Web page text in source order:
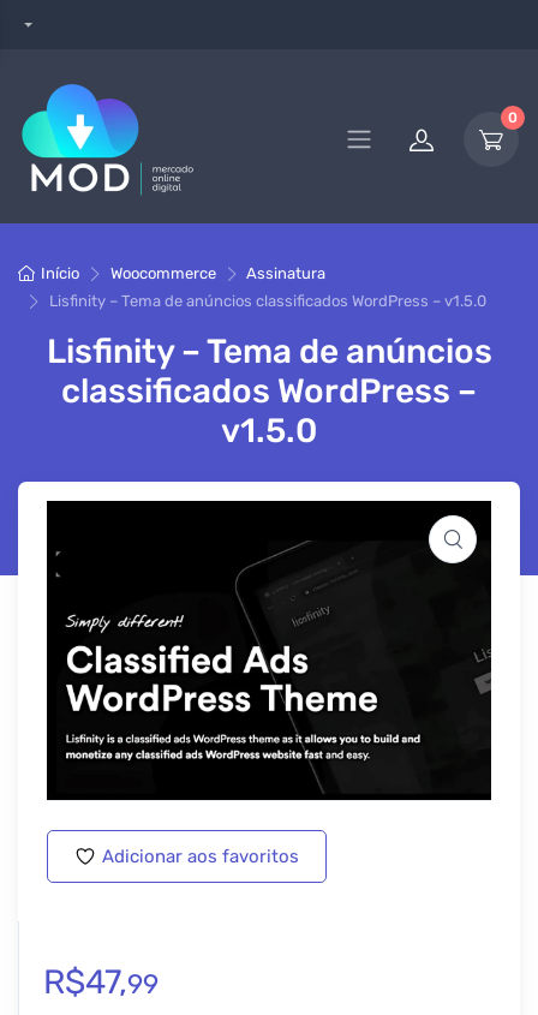
0
Início Woocommerce
Assinatura
Lisfinity – Tema de anúncios classificados WordPress – v1.5.0
Lisfinity – Tema de anúncios
classificados WordPress –
v1.5.0
Adicionar aos favoritos
R$47,99